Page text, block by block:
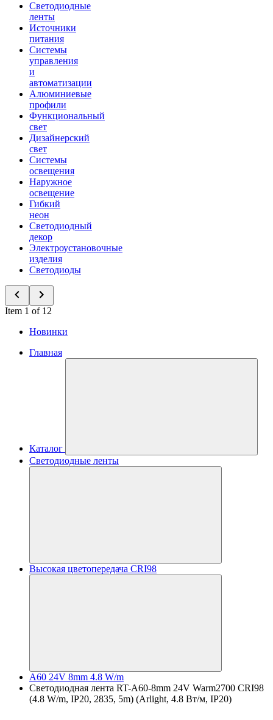
Светодиодные
ленты
Источники
питания
Системы
управления
и
автоматизации
Алюминиевые
профили
Функциональный
свет
Дизайнерский
свет
Системы
освещения
Наружное
освещение
Гибкий
неон
Светодиодный
декор
Электроустановочные
изделия
Светодиоды
Item 1 of 12
Новинки
Главная
Каталог
Светодиодные ленты
Высокая цветопередача CRI98
A60 24V 8mm 4.8 W/m
Светодиодная лента RT-A60-8mm 24V Warm2700 CRI98
(4.8 W/m, IP20, 2835, 5m) (Arlight, 4.8 Вт/м, IP20)